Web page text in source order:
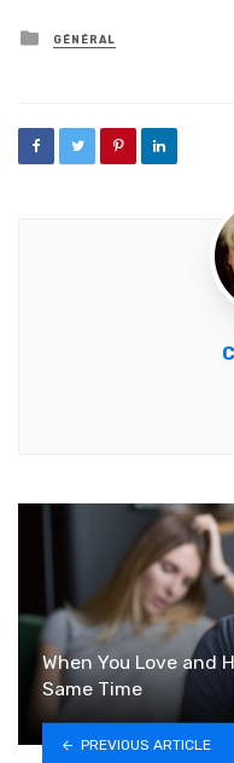
Posted in
GÉNÉRAL
When You Love and
Same Time
PREVIOUS ARTICLE